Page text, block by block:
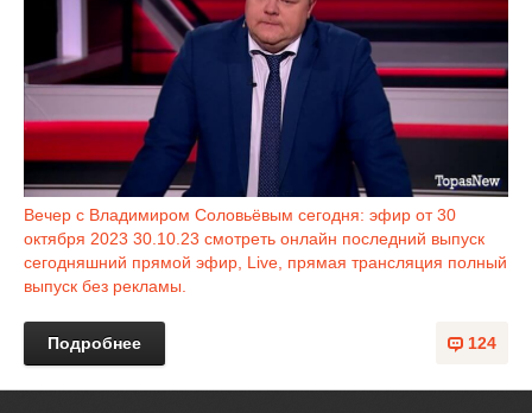
Вечер с Владимиром Соловьёвым сегодня: эфир от 30
октября 2023 30.10.23 смотреть онлайн последний выпуск
сегодняшний прямой эфир, Live, прямая трансляция полный
выпуск без рекламы.
124
Подробнее